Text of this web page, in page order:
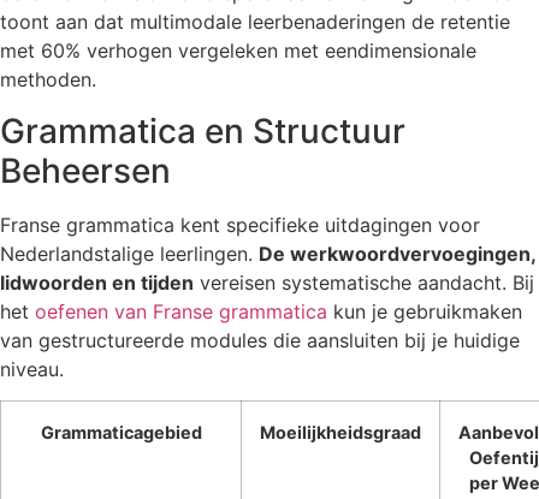
toont aan dat multimodale leerbenaderingen de retentie
met 60% verhogen vergeleken met eendimensionale
methoden.
Grammatica en Structuur
Beheersen
Franse grammatica kent specifieke uitdagingen voor
Nederlandstalige leerlingen. De werkwoordvervoegingen,
lidwoorden en tijden vereisen systematische aandacht. Bij
het oefenen van Franse grammatica kun je gebruikmaken
van gestructureerde modules die aansluiten bij je huidige
niveau.
Grammaticagebied Moeilijkheidsgraad
per